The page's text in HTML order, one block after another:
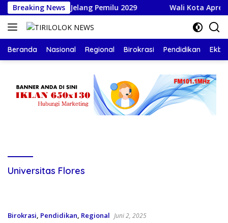
Langsung
ke
konten
Breaking News
Pemilih Jelang Pemilu 2029 Wali Kota
Beranda Nasional Regional Birokrasi Pendidikan Ekbis
Universitas Flores
Birokrasi, Pendidikan, Regional Juni 2, 2025